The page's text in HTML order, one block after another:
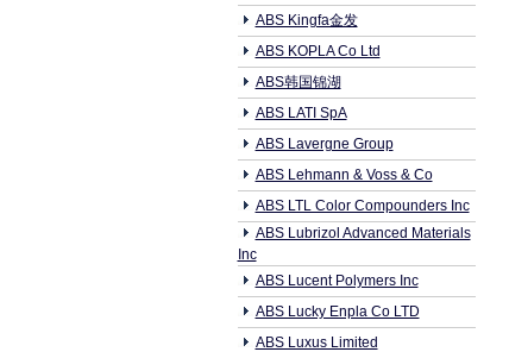
ABS Kingfa金发
ABS KOPLA Co Ltd
ABS韩国锦湖
ABS LATI SpA
ABS Lavergne Group
ABS Lehmann & Voss & Co
ABS LTL Color Compounders Inc
ABS Lubrizol Advanced Materials
Inc
ABS Lucent Polymers Inc
ABS Lucky Enpla Co LTD
ABS Luxus Limited